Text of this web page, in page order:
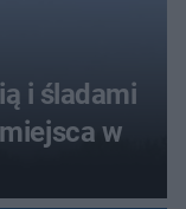
i śladami
w